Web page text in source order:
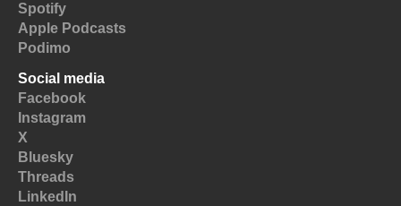
Spotify
Apple Podcasts
Podimo
Social media
Facebook
Instagram
X
Bluesky
Threads
LinkedIn